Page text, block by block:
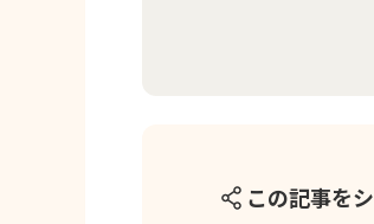
この記事を